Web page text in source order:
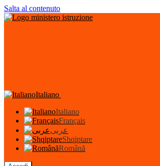
Salta al contenuto
Italiano
Italiano
Français
عربى
Shqiptare
Română